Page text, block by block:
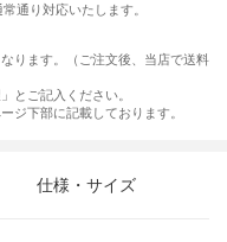
通り対応いたします。
ります。（ご注文後、当店で送料
とご記入ください。
ジ下部に記載しております。
仕様・サイズ